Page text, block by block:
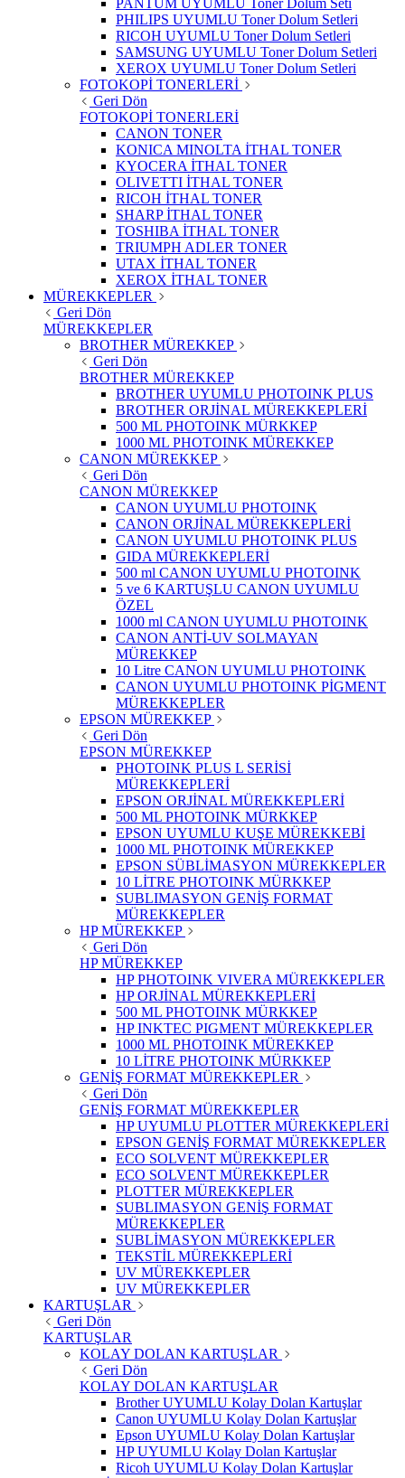
PANTUM UYUMLU Toner Dolum Seti
PHILIPS UYUMLU Toner Dolum Setleri
RICOH UYUMLU Toner Dolum Setleri
SAMSUNG UYUMLU Toner Dolum Setleri
XEROX UYUMLU Toner Dolum Setleri
FOTOKOPİ TONERLERİ
Geri Dön
FOTOKOPİ TONERLERİ
CANON TONER
KONICA MINOLTA İTHAL TONER
KYOCERA İTHAL TONER
OLIVETTI İTHAL TONER
RICOH İTHAL TONER
SHARP İTHAL TONER
TOSHIBA İTHAL TONER
TRIUMPH ADLER TONER
UTAX İTHAL TONER
XEROX İTHAL TONER
MÜREKKEPLER
Geri Dön
MÜREKKEPLER
BROTHER MÜREKKEP
Geri Dön
BROTHER MÜREKKEP
BROTHER UYUMLU PHOTOINK PLUS
BROTHER ORJİNAL MÜREKKEPLERİ
500 ML PHOTOINK MÜRKKEP
1000 ML PHOTOINK MÜREKKEP
CANON MÜREKKEP
Geri Dön
CANON MÜREKKEP
CANON UYUMLU PHOTOINK
CANON ORJİNAL MÜREKKEPLERİ
CANON UYUMLU PHOTOINK PLUS
GIDA MÜREKKEPLERİ
500 ml CANON UYUMLU PHOTOINK
5 ve 6 KARTUŞLU CANON UYUMLU
ÖZEL
1000 ml CANON UYUMLU PHOTOINK
CANON ANTİ-UV SOLMAYAN
MÜREKKEP
10 Litre CANON UYUMLU PHOTOINK
CANON UYUMLU PHOTOINK PİGMENT
MÜREKKEPLER
EPSON MÜREKKEP
Geri Dön
EPSON MÜREKKEP
PHOTOINK PLUS L SERİSİ
MÜREKKEPLERİ
EPSON ORJİNAL MÜREKKEPLERİ
500 ML PHOTOINK MÜRKKEP
EPSON UYUMLU KUŞE MÜREKKEBİ
1000 ML PHOTOINK MÜREKKEP
EPSON SÜBLİMASYON MÜREKKEPLER
10 LİTRE PHOTOINK MÜRKKEP
SUBLIMASYON GENİŞ FORMAT
MÜREKKEPLER
HP MÜREKKEP
Geri Dön
HP MÜREKKEP
HP PHOTOINK VIVERA MÜREKKEPLER
HP ORJİNAL MÜREKKEPLERİ
500 ML PHOTOINK MÜRKKEP
HP INKTEC PIGMENT MÜREKKEPLER
1000 ML PHOTOINK MÜREKKEP
10 LİTRE PHOTOINK MÜRKKEP
GENİŞ FORMAT MÜREKKEPLER
Geri Dön
GENİŞ FORMAT MÜREKKEPLER
HP UYUMLU PLOTTER MÜREKKEPLERİ
EPSON GENİŞ FORMAT MÜREKKEPLER
ECO SOLVENT MÜREKKEPLER
ECO SOLVENT MÜREKKEPLER
PLOTTER MÜREKKEPLER
SUBLIMASYON GENİŞ FORMAT
MÜREKKEPLER
SUBLİMASYON MÜREKKEPLER
TEKSTİL MÜREKKEPLERİ
UV MÜREKKEPLER
UV MÜREKKEPLER
KARTUŞLAR
Geri Dön
KARTUŞLAR
KOLAY DOLAN KARTUŞLAR
Geri Dön
KOLAY DOLAN KARTUŞLAR
Brother UYUMLU Kolay Dolan Kartuşlar
Canon UYUMLU Kolay Dolan Kartuşlar
Epson UYUMLU Kolay Dolan Kartuşlar
HP UYUMLU Kolay Dolan Kartuşlar
Ricoh UYUMLU Kolay Dolan Kartuşlar